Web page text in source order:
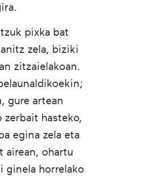
pixka bat
zela, biziki
zitzaielakoan.
gure artean
zerbait hasteko,
egina zela eta
airean, ohartu
ginela horrelako